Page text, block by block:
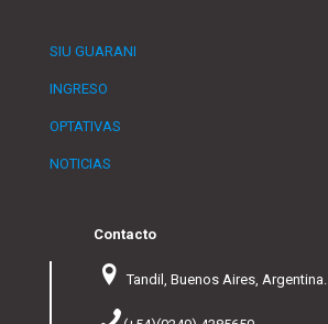
SIU GUARANI
INGRESO
OPTATIVAS
NOTICIAS
Contacto
Tandil, Buenos Aires, Argentina.